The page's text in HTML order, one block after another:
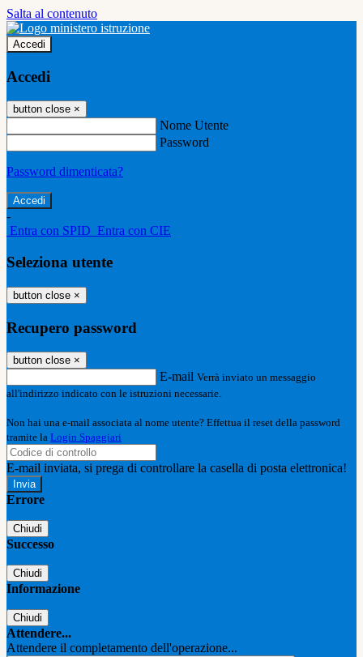
Salta al contenuto
Accedi
Accedi
button close ×
Nome Utente
Password
Password dimenticata?
-
Entra con SPID Entra con CIE
Seleziona utente
button close ×
Recupero password
button close ×
E-mail Verrà inviato un messaggio
all'indirizzo indicato con le istruzioni necessarie.
Non hai una e-mail associata al nome utente? Effettua il reset della password
tramite la Login Spaggiari
E-mail inviata, si prega di controllare la casella di posta elettronica!
Errore
Chiudi
Successo
Chiudi
Informazione
Chiudi
Attendere...
Attendere il completamento dell'operazione...